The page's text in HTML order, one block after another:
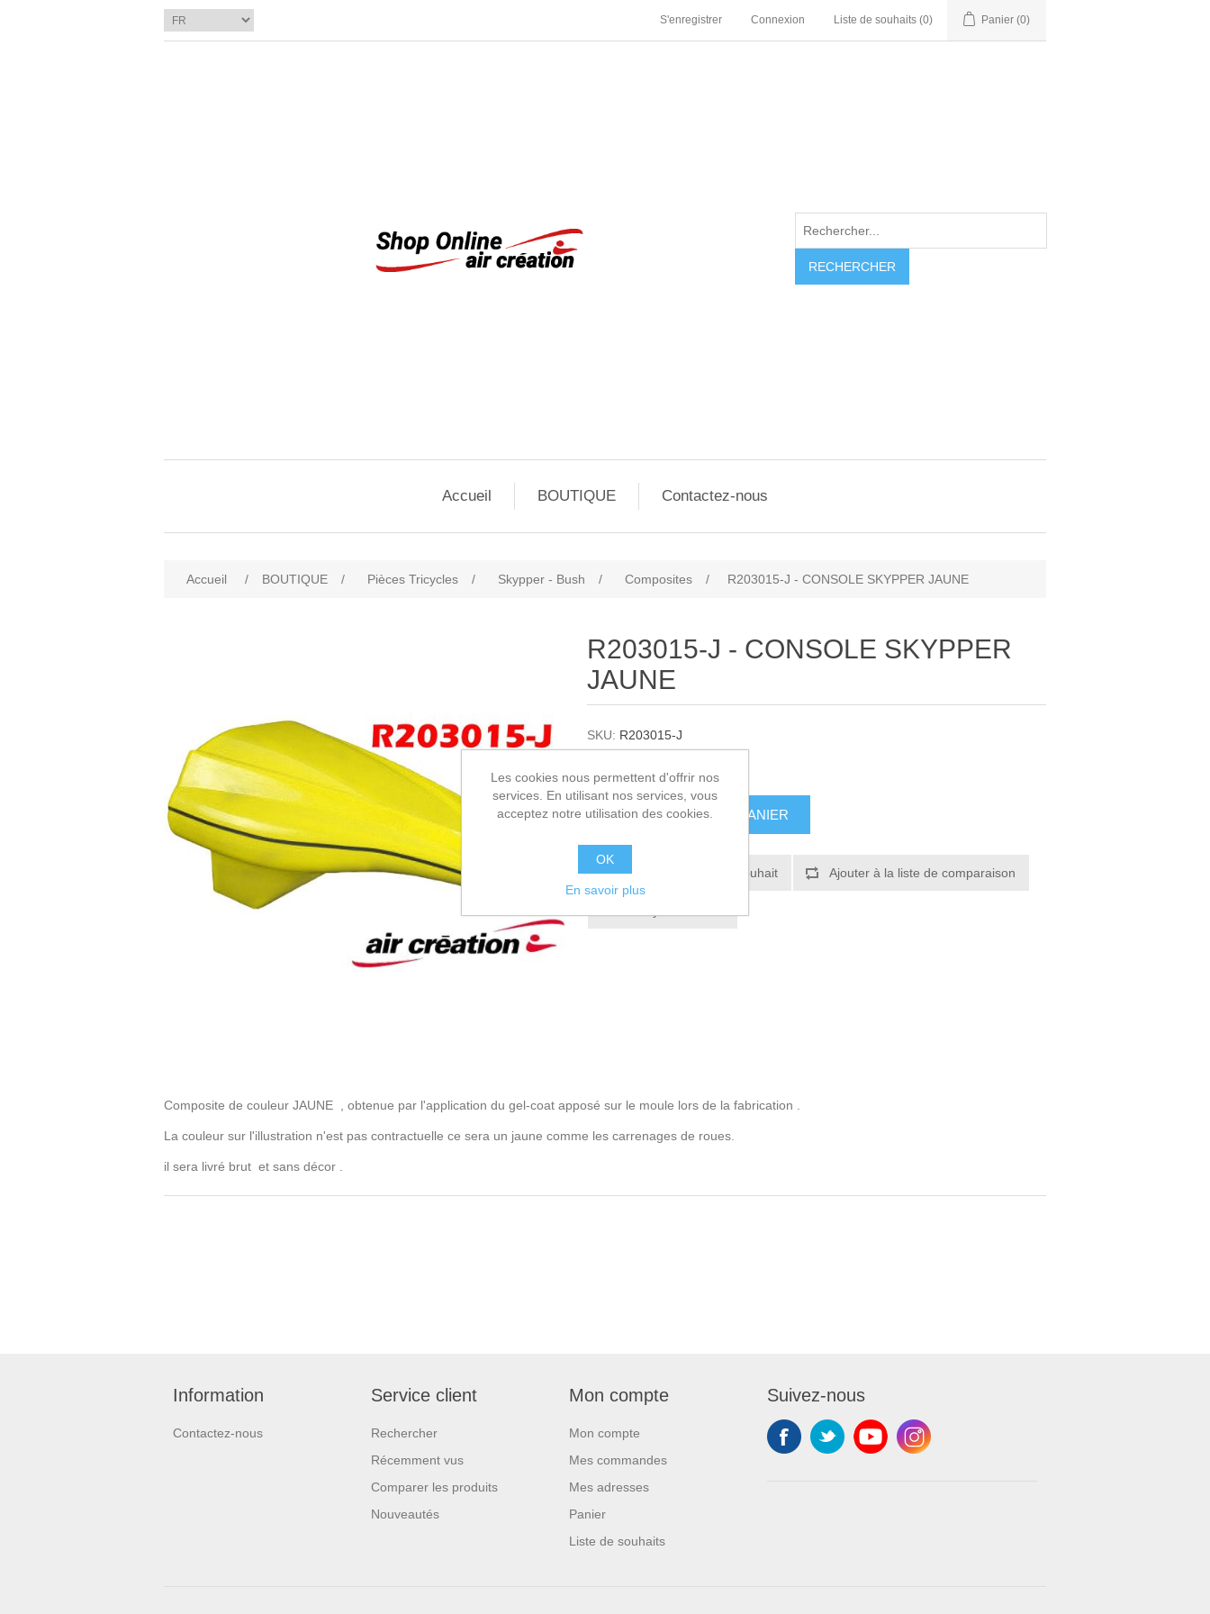
S'enregistrer Connexion Liste de souhaits (0) Panier (0)
RECHERCHER
Accueil BOUTIQUE Contactez-nous
Accueil / BOUTIQUE / Pièces Tricycles / Skypper - Bush / Composites / R203015-J - CONSOLE SKYPPER JAUNE
R203015-J - CONSOLE SKYPPER
JAUNE
SKU: R203015-J
820,00€ HT
AJOUTER AU PANIER
Ajouter à la liste de souhait Ajouter à la liste de comparaison
Composite de couleur JAUNE , obtenue par l'application du gel-coat apposé sur le moule lors de la fabrication .
La couleur sur l'illustration n'est pas contractuelle ce sera un jaune comme les carrenages de roues.
il sera livré brut et sans décor .
Information
Contactez-nous
Service client
Rechercher
Récemment vus
Comparer les produits
Nouveautés
Mon compte
Mon compte
Mes commandes
Mes adresses
Panier
Liste de souhaits
Suivez-nous
Les cookies nous permettent d'offrir nos
services. En utilisant nos services, vous
acceptez notre utilisation des cookies.
OK
En savoir plus